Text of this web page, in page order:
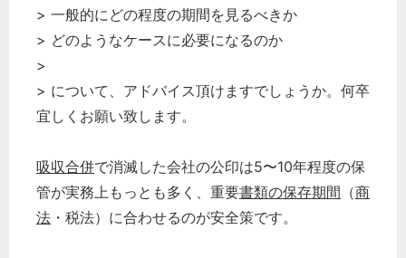
> 一般的にどの程度の期間を見るべきか
> どのようなケースに必要になるのか
>
> について、アドバイス頂けますでしょうか。何卒
宜しくお願い致します。
吸収合併で消滅した会社の公印は5〜10年程度の保
管が実務上もっとも多く、重要書類の保存期間 （商
法 ・税法）に合わせるのが安全策です。